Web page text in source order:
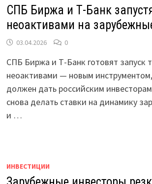
СПБ Биржа и Т-Банк
неоактивами на
03.04.2026 0
СПБ Биржа и Т-Банк готовят запуск
неоактивами — новым
должен дать российским
снова делать ставки на динамику
и …
ИНВЕСТИЦИИ